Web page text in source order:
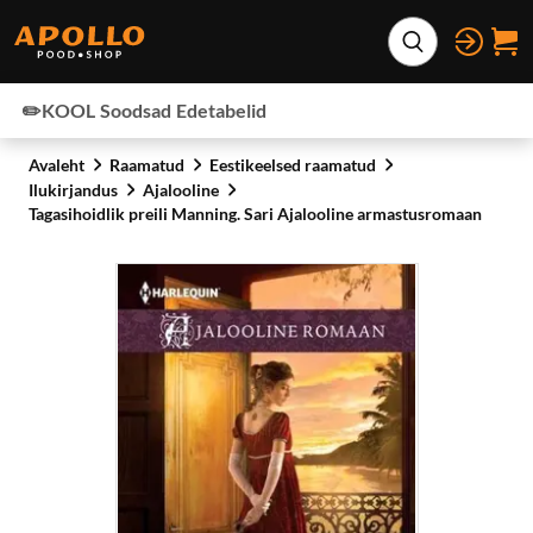
Laienda
✏️KOOL Soodsad Edetabelid
Avaleht Raamatud
Eestikeelsed raamatud
Ilukirjandus
Ajalooline
Tagasihoidlik preili Manning. Sari Ajalooline armastusromaan